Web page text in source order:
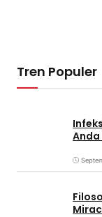
Tren Populer